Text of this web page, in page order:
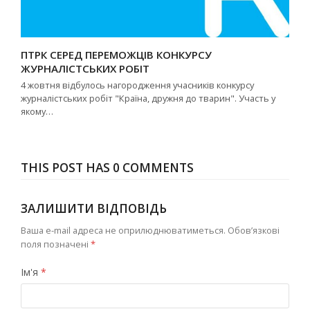
ПТРК СЕРЕД ПЕРЕМОЖЦІВ КОНКУРСУ
ЖУРНАЛІСТСЬКИХ РОБІТ
4 жовтня відбулось нагородження учасників конкурсу
журналістських робіт "Країна, дружня до тварин". Участь у
якому…
THIS POST HAS 0 COMMENTS
ЗАЛИШИТИ ВІДПОВІДЬ
Ваша e-mail адреса не оприлюднюватиметься. Обов’язкові
поля позначені *
Ім'я *